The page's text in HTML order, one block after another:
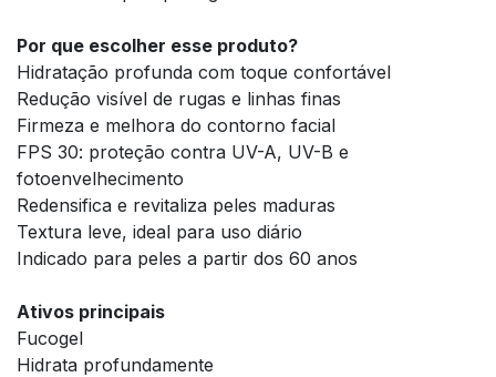
Por que escolher esse produto?
Hidratação profunda com toque confortável
Redução visível de rugas e linhas finas
Firmeza e melhora do contorno facial
FPS 30: proteção contra UV-A, UV-B e
fotoenvelhecimento
Redensifica e revitaliza peles maduras
Textura leve, ideal para uso diário
Indicado para peles a partir dos 60 anos
Ativos principais
Fucogel
Hidrata profundamente